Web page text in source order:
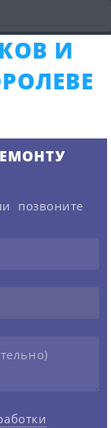
И
позвоните